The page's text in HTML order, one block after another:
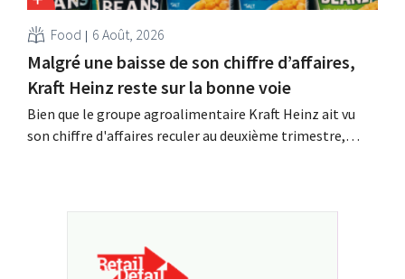
Food 6 Août, 2026
Malgré une baisse de son chiffre d’affaires,
Kraft Heinz reste sur la bonne voie
Bien que le groupe agroalimentaire Kraft Heinz ait vu
son chiffre d'affaires reculer au deuxième trimestre,